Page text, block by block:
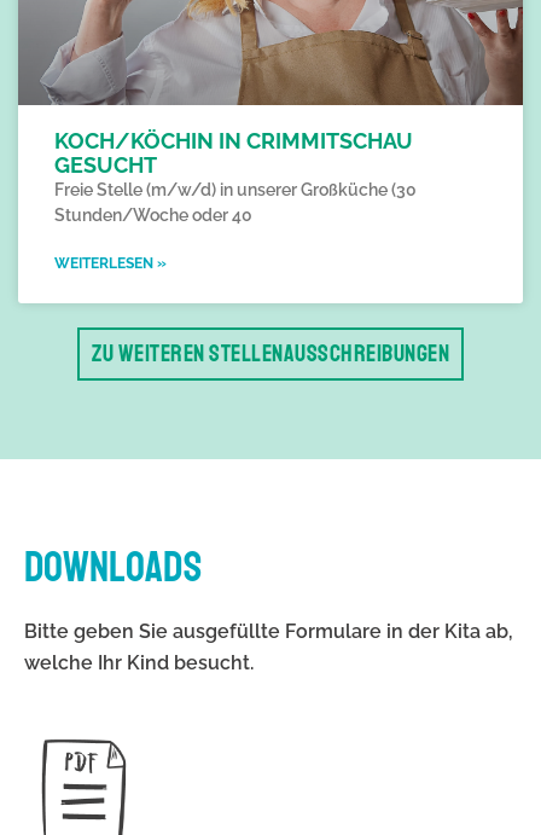
KOCH/KÖCHIN IN CRIMMITSCHAU
GESUCHT
Freie Stelle (m/w/d) in unserer Großküche (30
Stunden/Woche oder 40
WEITERLESEN »
ZU WEITEREN STELLENAUSSCHREIBUNGEN
DOWNLOADS
Bitte geben Sie ausgefüllte Formulare in der Kita ab,
welche Ihr Kind besucht.